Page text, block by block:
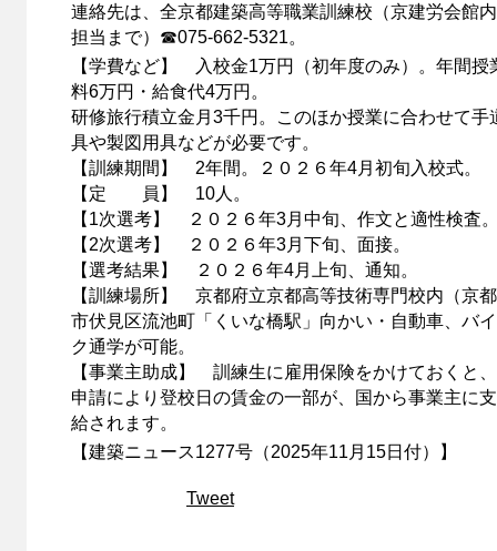
連絡先は、全京都建築高等職業訓練校（京建労会館内
担当まで）☎075‐662‐5321。
【学費など】 入校金1万円（初年度のみ）。年間授
料6万円・給食代4万円。
研修旅行積立金月3千円。このほか授業に合わせて手
具や製図用具などが必要です。
【訓練期間】 2年間。２０２６年4月初旬入校式。
【定 員】 10人。
【1次選考】 ２０２６年3月中旬、作文と適性検査
【2次選考】 ２０２６年3月下旬、面接。
【選考結果】 ２０２６年4月上旬、通知。
【訓練場所】 京都府立京都高等技術専門校内（京都
市伏見区流池町「くいな橋駅」向かい・自動車、バイ
ク通学が可能。
【事業主助成】 訓練生に雇用保険をかけておくと、
申請により登校日の賃金の一部が、国から事業主に支
給されます。
【建築ニュース1277号（2025年11月15日付）】
Tweet